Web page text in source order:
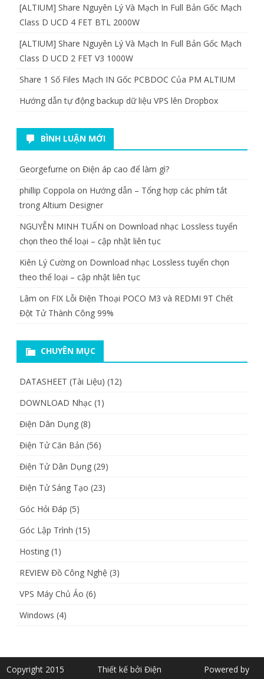
[ALTIUM] Share Nguyên Lý Và Mạch In Full Bản Gốc Mạch
Class D UCD 4 FET BTL 2000W
[ALTIUM] Share Nguyên Lý Và Mạch In Full Bản Gốc Mạch
Class D UCD 2 FET V3 1000W
Share 1 Số Files Mạch IN Gốc PCBDOC Của PM ALTIUM
Hướng dẫn tự động backup dữ liệu VPS lên Dropbox
BÌNH LUẬN MỚI
Georgefurne on Điện áp cao để làm gì?
phillip Coppola on Hướng dẫn – Tổng hợp các phím tắt
trong Altium Designer
NGUYỄN MINH TUẤN on Download nhạc Lossless tuyển
chọn theo thể loại – cập nhật liên tục
Kiên Lý Cường on Download nhạc Lossless tuyển chọn
theo thể loại – cập nhật liên tục
Lâm on FIX Lỗi Điện Thoại POCO M3 và REDMI 9T Chết
Đột Tử Thành Công 99%
CHUYÊN MỤC
DATASHEET (Tài Liệu) (12)
DOWNLOAD Nhạc (1)
Điện Dân Dụng (8)
Điện Tử Căn Bản (56)
Điện Tử Dân Dụng (29)
Điện Tử Sáng Tạo (23)
Góc Hỏi Đáp (5)
Góc Lập Trình (15)
Hosting (1)
REVIEW Đồ Công Nghệ (3)
VPS Máy Chủ Ảo (6)
Windows (4)
Copyright 2015 Thiết kế bởi Điện Powered by